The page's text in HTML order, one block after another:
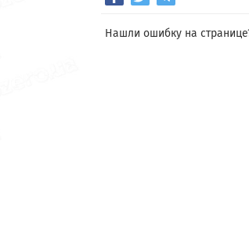
Нашли ошибку на